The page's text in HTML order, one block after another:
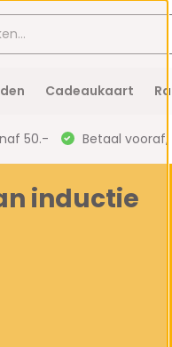
Cadeaukaart
50.- Betaal
inductie